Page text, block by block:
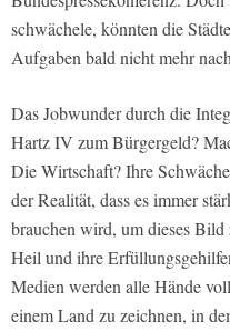
schwächele, könnten die
Aufgaben bald nicht mehr
Das Jobwunder durch die
Hartz IV zum Bürgergeld?
Die Wirtschaft? Ihre
der Realität, dass es immer
brauchen wird, um dieses
Heil und ihre
Medien werden alle Hände
einem Land zu zeichnen, in